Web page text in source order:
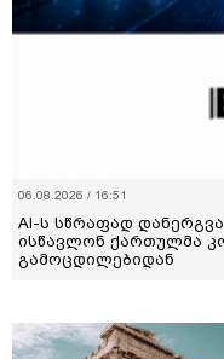
06.08.2026 / 16:51
AI-ს სწრაფად
ისწავლონ ქართულმა
გამოცდილებიდან